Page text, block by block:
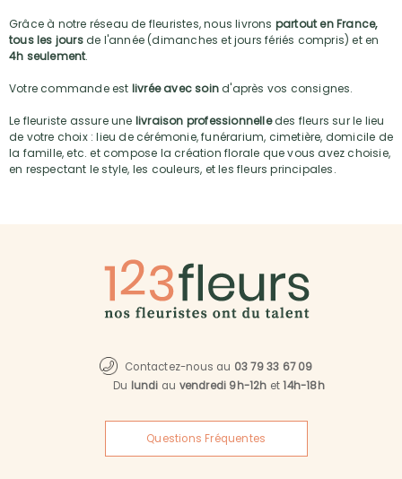
Grâce à notre réseau de fleuristes, nous livrons partout en France,
tous les joursde l'année (dimanches et jours fériés compris) et en
4h seulement.
Votre commande est livrée avec soind'après vos consignes.
Le fleuriste assure une livraison professionnelledes fleurs sur le lieu
de votre choix : lieu de cérémonie, funérarium, cimetière, domicile de
la famille, etc. et compose la création florale que vous avez choisie,
en respectant le style, les couleurs, et les fleurs principales.
Contactez-nous au 03 79 33 67 09
Du lundi au vendredi 9h-12h et14h-18h
Questions Fréquentes